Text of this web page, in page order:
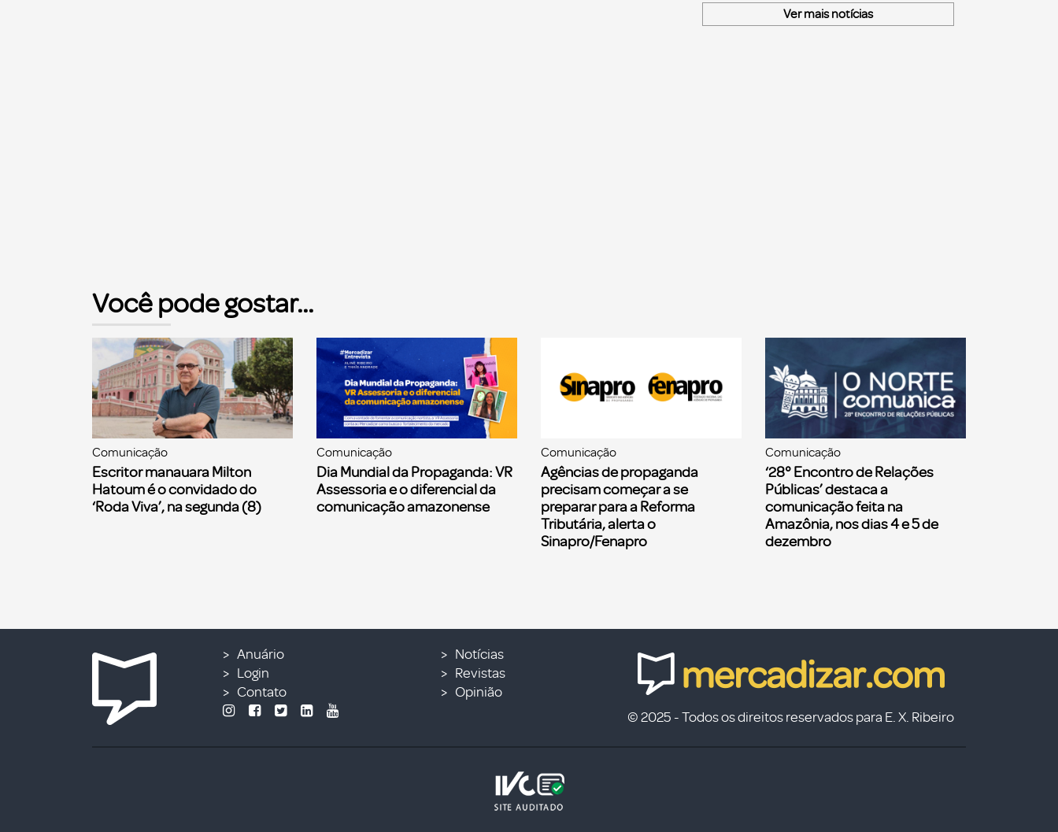
Ver mais notícias
Você pode gostar...
Comunicação
Escritor manauara Milton
Hatoum é o convidado do
‘Roda Viva’, na segunda (8)
Comunicação
Dia Mundial da Propaganda: VR
Assessoria e o diferencial da
comunicação amazonense
Comunicação
Agências de propaganda
precisam começar a se
preparar para a Reforma
Tributária, alerta o
Sinapro/Fenapro
Comunicação
‘28° Encontro de Relações
Públicas’ destaca a
comunicação feita na
Amazônia, nos dias 4 e 5 de
dezembro
Anuário
Login
Contato
Notícias
Revistas
Opinião
© 2025 - Todos os direitos reservados para E. X. Ribeiro